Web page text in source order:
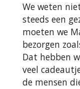
We weten
steeds een
moeten we
bezorgen
Dat hebben
veel
de mensen